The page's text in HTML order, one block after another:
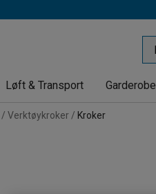
Løft & Transport Garderobe
Verktøykroker Kroker